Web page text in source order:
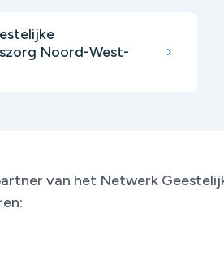
Noord-West-
van het Netwerk